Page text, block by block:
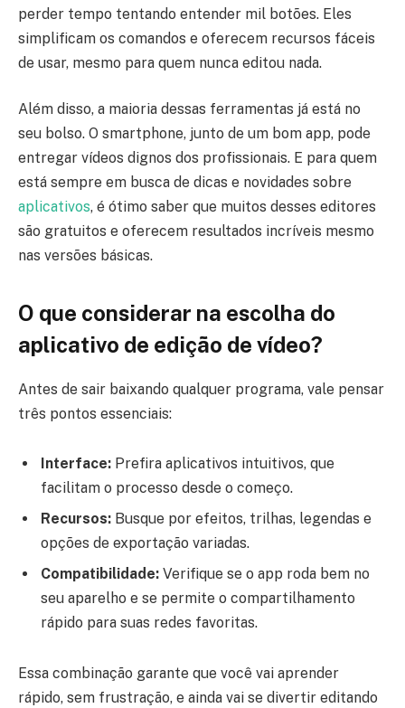
perder tempo tentando entender mil botões. Eles
simplificam os comandos e oferecem recursos fáceis
de usar, mesmo para quem nunca editou nada.
Além disso, a maioria dessas ferramentas já está no
seu bolso. O smartphone, junto de um bom app, pode
entregar vídeos dignos dos profissionais. E para quem
está sempre em busca de dicas e novidades sobre
aplicativos, é ótimo saber que muitos desses editores
são gratuitos e oferecem resultados incríveis mesmo
nas versões básicas.
O que considerar na escolha do
aplicativo de edição de vídeo?
Antes de sair baixando qualquer programa, vale pensar
três pontos essenciais:
Interface: Prefira aplicativos intuitivos, que
facilitam o processo desde o começo.
Recursos: Busque por efeitos, trilhas, legendas e
opções de exportação variadas.
Compatibilidade: Verifique se o app roda bem no
seu aparelho e se permite o compartilhamento
rápido para suas redes favoritas.
Essa combinação garante que você vai aprender
rápido, sem frustração, e ainda vai se divertir editando